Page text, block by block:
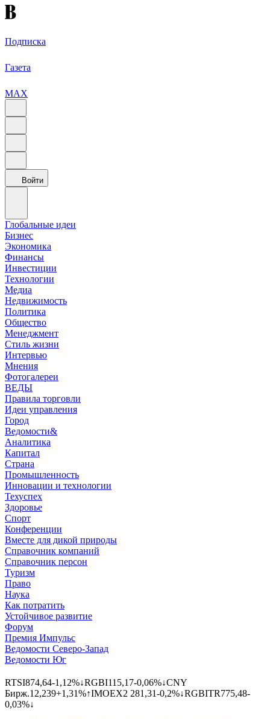
Подписка
Газета
MAX
Войти
Глобальные идеи
Бизнес
Экономика
Финансы
Инвестиции
Технологии
Медиа
Недвижимость
Политика
Общество
Менеджмент
Стиль жизни
Интервью
Мнения
Фотогалереи
ВЕДЫ
Правила торговли
Идеи управления
Город
Ведомости&
Аналитика
Капитал
Страна
Промышленность
Инновации и технологии
Техуспех
Здоровье
Спорт
Конференции
Вместе для дикой природы
Справочник компаний
Справочник персон
Туризм
Право
Наука
Как потратить
Устойчивое развитие
Форум
Премия Импульс
Ведомости Северо-Запад
Ведомости Юг
RTSI874,64-1,12%↓RGBI115,17-0,06%↓CNY
Бирж.12,239+1,31%↑IMOEX2 281,31-0,2%↓RGBITR775,48-
0,03%↓